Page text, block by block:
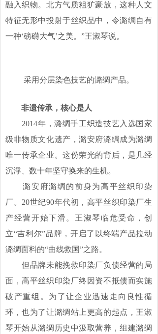
融入织物。北方气质粗犷豪放，这种人文
特征无形中投射于丝织品中，令潞绸自有
一种‘磅礴大气’之美。”王淑琴说。
采用分层染色技艺的潞绸产品。
非遗传承，核心是人
2014年，潞绸手工织造技艺入选国家
级非物质文化遗产，潞安府潞绸成为潞绸
唯一传承企业。这份荣光的背后，是几经
沉浮、数十年坚守换来的生机。
潞安府潞绸的前身为高平丝织印染
厂。20世纪90年代初，高平丝织印染厂生
产经营开始下滑。王淑琴临危受命，创
立“吉利尔”品牌，开启了以终端产品拉动
潞绸面料的“曲线救国”之路。
但品牌未能挽救印染厂负债经营的局
面，高平丝织印染厂终因资不抵债而实施
破产重组。为了让企业迅速走向良性循
环，也为了让潞绸站上更高的起点，王淑
琴开始从潞绸历史中汲取营养，组建潞绸